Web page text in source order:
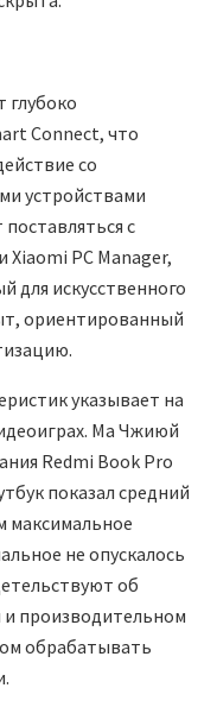
глубоко
Connect, что
со
устройствами
с
PC Manager,
для искусственного
ориентированный
указывает на
Ма Чжиюй
Redmi Book Pro
показал средний
максимальное
не опускалось
об
производительном
обрабатывать